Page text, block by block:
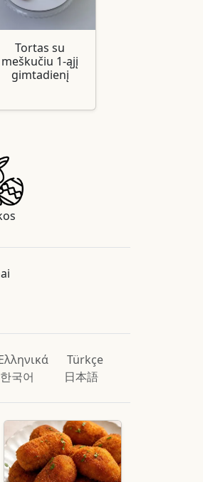
Tortas su
meškučiu 1-ąjį
gimtadienį
Türkçe
한국어 日本語